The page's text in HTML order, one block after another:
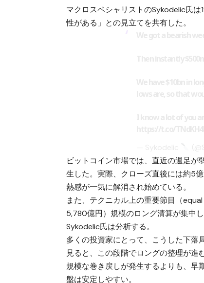
マクロスペシャリストのSykodelic氏
性がある」との見立てを共有した。
ビットコイン市場では、直近の週足
生した。実際、クローズ直後には約5
熱感が一気に解消され始めている。
また、テクニカル上の重要節目（
5,780億円）規模のロング清算が集中
Sykodelic氏は分析する。
多くの投資家にとって、こうした下落
見ると、この段階でロングの整理が
規模な巻き戻しが発生するよりも、早
盤は安定しやすい。